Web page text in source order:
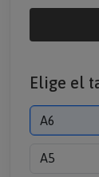
Elige el
A6
A5